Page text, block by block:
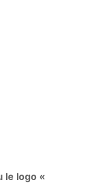
le logo «